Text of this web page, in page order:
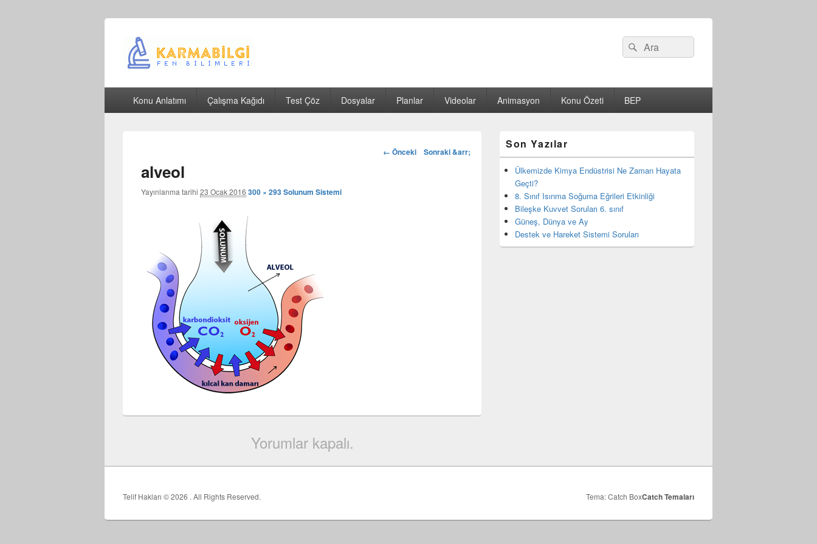
Search
for:
Ara
Konu Anlatımı Çalışma Kağıdı Test Çöz Dosyalar Planlar Videolar Animasyon Konu Özeti BEP
Görsel
← Önceki Sonraki &arr;
alveol
Yayınlanma tarihi 23 Ocak 2016 300 × 293Solunum Sistemi
Yorumlar kapalı.
yan
bar
eklenti
bölgesi
Son Yazılar
Ülkemizde Kimya Endüstrisi Ne Zaman Hayata
Geçti?
8. Sınıf Isınma Soğuma Eğrileri Etkinliği
Bileşke Kuvvet Soruları 6. sınıf
Güneş, Dünya ve Ay
Destek ve Hareket Sistemi Soruları
Telif Hakları © 2026 . All Rights Reserved. Tema: Catch BoxCatch Temaları